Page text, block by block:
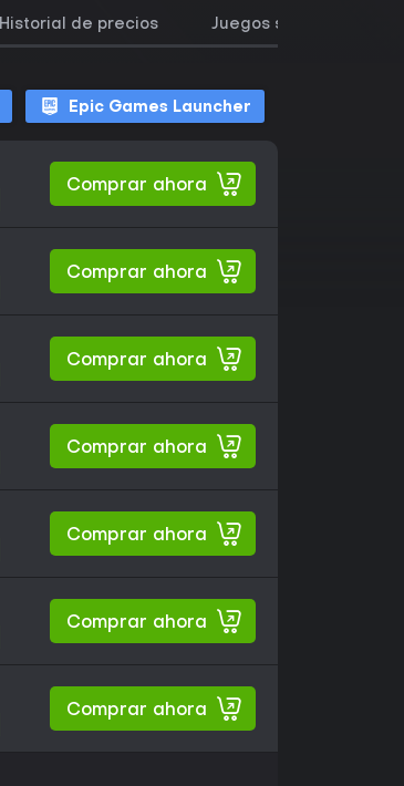
Historial de precios Juegos similares
Epic Games Launcher
Comprar ahora
Comprar ahora
Comprar ahora
Comprar ahora
Comprar ahora
Comprar ahora
Comprar ahora